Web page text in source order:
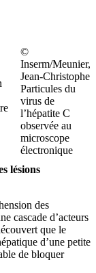
©
Inserm/Meunier,
Jean-Christophe
Particules du
virus de
l’hépatite C
observée au
microscope
électronique
lésions
des
cascade d’acteurs
que le
d’une petite
de bloquer